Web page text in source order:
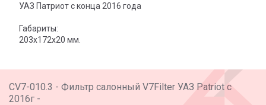
УАЗ Патриот с конца 2016 года
Габариты:
203х172х20 мм.
CV7-010.3 - Фильтр салонный V7Filter УАЗ Patriot с
2016г -